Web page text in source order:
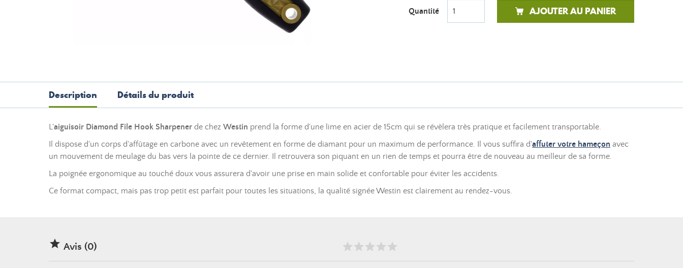
Quantité AJOUTER AU PANIER
Description Détails du produit
L'aiguisoir Diamond File Hook Sharpener de chez Westin prend la forme d'une lime en acier de 15cm qui se révèlera très pratique et facilement transportable.
Il dispose d'un corps d'affûtage en carbone avec un revêtement en forme de diamant pour un maximum de performance. Il vous suffira d'affuter votre hameçon avec
un mouvement de meulage du bas vers la pointe de ce dernier. Il retrouvera son piquant en un rien de temps et pourra être de nouveau au meilleur de sa forme.
La poignée ergonomique au touché doux vous assurera d'avoir une prise en main solide et confortable pour éviter les accidents.
Ce format compact, mais pas trop petit est parfait pour toutes les situations, la qualité signée Westin est clairement au rendez-vous.
 Avis (0)